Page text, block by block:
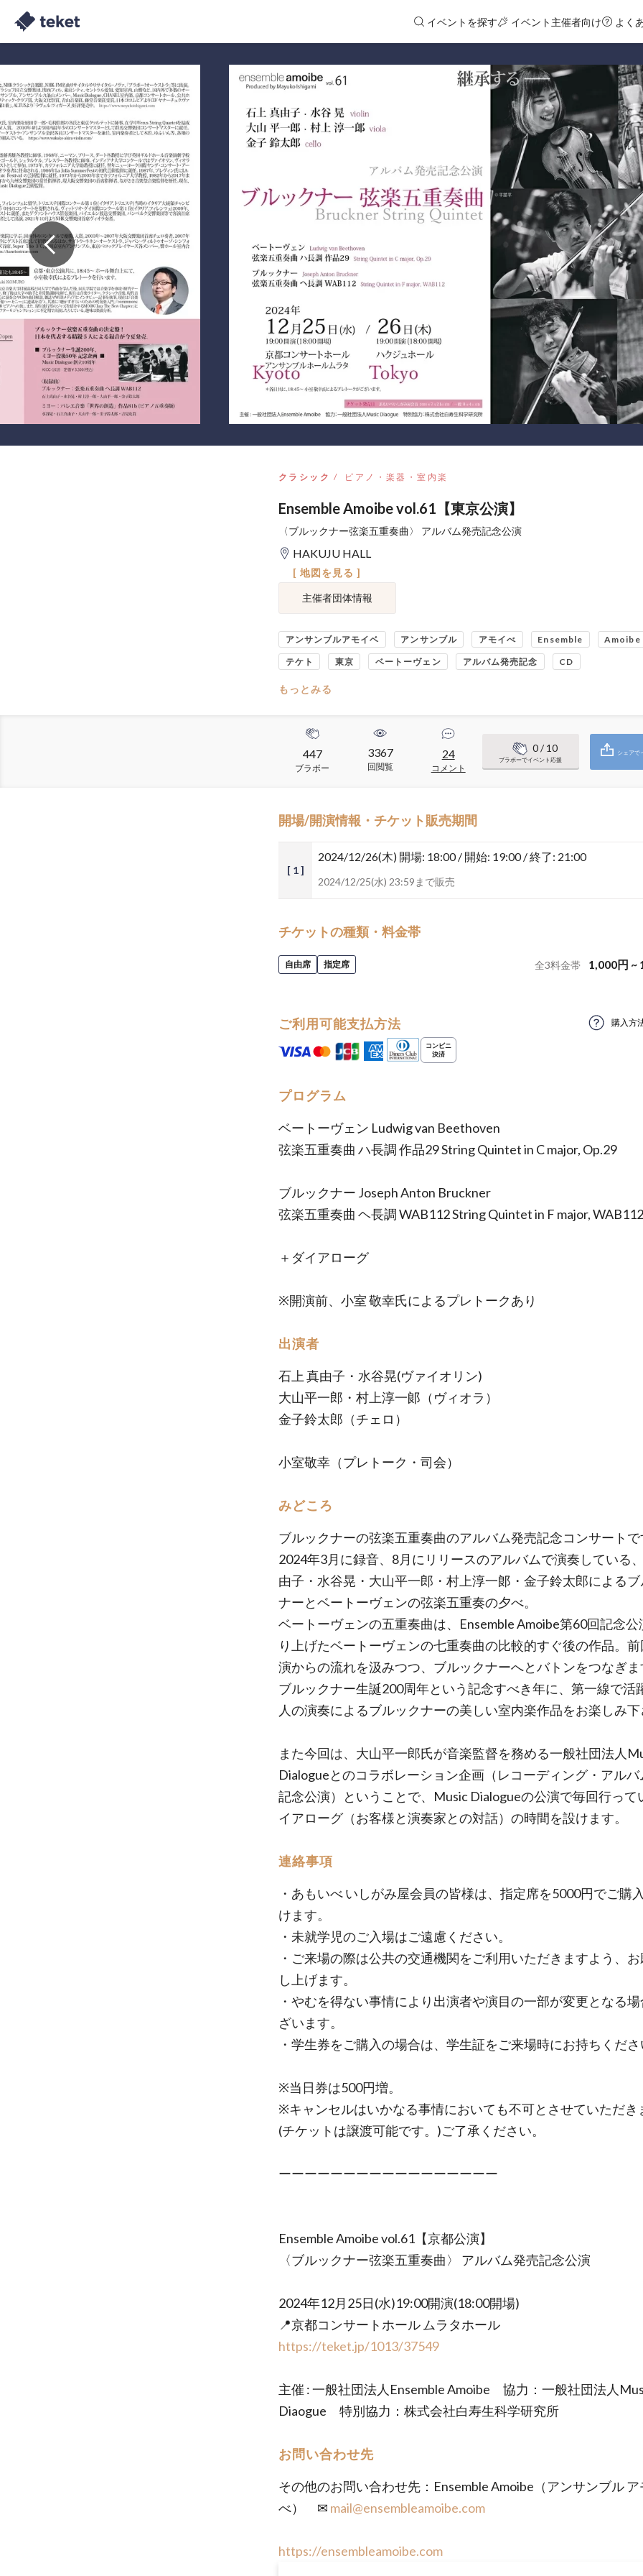
イベントを探す イベント主催者向け よく
クラシック ピアノ・楽器・室内楽
Ensemble Amoibe vol.61【東京公演】
〈ブルックナー弦楽五重奏曲〉 アルバム発売記念公演
HAKUJU HALL
[ 地図を見る ]
主催者団体情報
アンサンブルアモイベ アンサンブル アモイべ Ensemble Amoibe
テケト 東京 ベートーヴェン アルバム発売記念 CD
もっとみる
447
ブラボー
3367
回閲覧
24
コメント
0/ 10
ブラボーでイベント応援
シェアで
開場/開演情報・チケット販売期間
[ 1 ]
2024/12/26(木) 開場: 18:00 / 開始: 19:00 / 終了: 21:00
2024/12/25(水) 23:59まで販売
チケットの種類・料金帯
自由席 指定席 全3料金帯 1,000円 ~
ご利用可能支払方法 購入方
プログラム
ベートーヴェン Ludwig van Beethoven
弦楽五重奏曲 ハ長調 作品29 String Quintet in C major, Op.29
ブルックナー Joseph Anton Bruckner
弦楽五重奏曲 ヘ長調 WAB112 String Quintet in F major, WAB112
＋ダイアローグ
※開演前、小室 敬幸氏によるプレトークあり
出演者
石上 真由子・水谷晃(ヴァイオリン)
大山平一郎・村上淳一郞（ヴィオラ）
金子鈴太郎（チェロ）
小室敬幸（プレトーク・司会）
みどころ
ブルックナーの弦楽五重奏曲のアルバム発売記念コンサートで
2024年3月に録音、8月にリリースのアルバムで演奏している
由子・水谷晃・大山平一郎・村上淳一郞・金子鈴太郎によるブ
ナーとベートーヴェンの弦楽五重奏の夕べ。
ベートーヴェンの五重奏曲は、Ensemble Amoibe第60回記念公
り上げたベートーヴェンの七重奏曲の比較的すぐ後の作品。
演からの流れを汲みつつ、ブルックナーへとバトンをつなぎま
ブルックナー生誕200周年という記念すべき年に、第一線で活
人の演奏によるブルックナーの美しい室内楽作品をお楽しみ下
また今回は、大山平一郎氏が音楽監督を務める一般社団法人
Dialogueとのコラボレーション企画（レコーディング・アルバ
記念公演）ということで、Music Dialogueの公演で毎回行って
イアローグ（お客様と演奏家との対話）の時間を設けます。
連絡事項
・あもいべ いしがみ屋会員の皆様は、指定席を5000円でご購
けます。
・未就学児のご入場はご遠慮ください。
・ご来場の際は公共の交通機関をご利用いただきますよう、お
し上げます。
・やむを得ない事情により出演者や演目の一部が変更となる
ざいます。
・学生券をご購入の場合は、学生証をご来場時にお持ちくださ
※当日券は500円増。
※キャンセルはいかなる事情においても不可とさせていただき
(チケットは譲渡可能です。)ご了承ください。
ーーーーーーーーーーーーーーーーー
Ensemble Amoibe vol.61【京都公演】
〈ブルックナー弦楽五重奏曲〉 アルバム発売記念公演
2024年12月25日(水)19:00開演(18:00開場)
📍京都コンサートホール ムラタホール
https://teket.jp/1013/37549
主催 : 一般社団法人Ensemble Amoibe 協力：一般社団法人
Diaogue 特別協力：株式会社白寿生科学研究所
お問い合わせ先
その他のお問い合わせ先：Ensemble Amoibe（アンサンブル ア
べ） ✉ mail@ensembleamoibe.com
https://ensembleamoibe.com